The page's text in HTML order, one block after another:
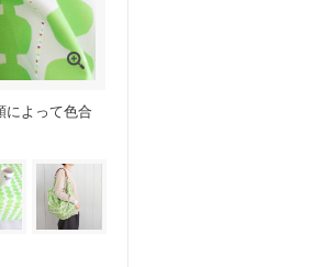
によって色合